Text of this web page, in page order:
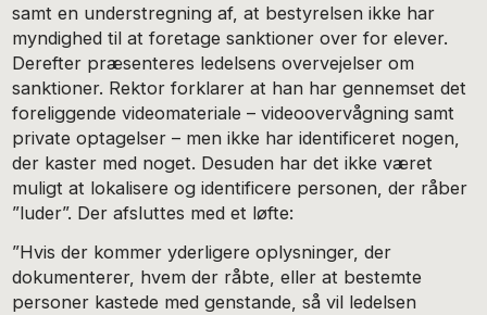
samt en understregning af, at bestyrelsen ikke har
myndighed til at foretage sanktioner over for elever.
Derefter præsenteres ledelsens overvejelser om
sanktioner. Rektor forklarer at han har gennemset det
foreliggende videomateriale – videoovervågning samt
private optagelser – men ikke har identificeret nogen,
der kaster med noget. Desuden har det ikke været
muligt at lokalisere og identificere personen, der råber
”luder”. Der afsluttes med et løfte:
”Hvis der kommer yderligere oplysninger, der
dokumenterer, hvem der råbte, eller at bestemte
personer kastede med genstande, så vil ledelsen